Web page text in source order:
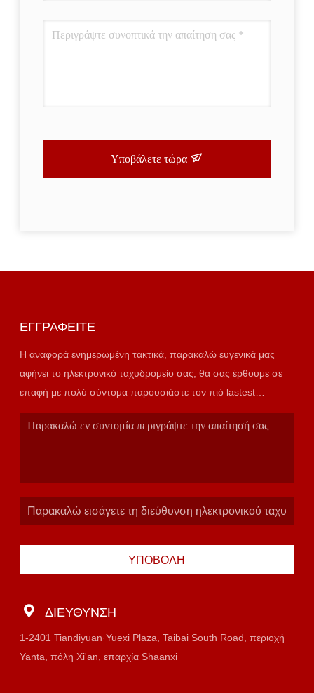
Υποβάλετε τώρα
ΕΓΓΡΑΦΕΊΤΕ
Η αναφορά ενημερωμένη τακτικά, παρακαλώ ευγενικά μας
αφήνει το ηλεκτρονικό ταχυδρομείο σας, θα σας έρθουμε σε
επαφή με πολύ σύντομα παρουσιάστε τον πιό lastest
κατάλογο.
ΥΠΟΒΟΛΉ
ΔΙΕΎΘΥΝΣΗ
1-2401 Tiandiyuan·Yuexi Plaza, Taibai South Road, περιοχή
Yanta, πόλη Xi'an, επαρχία Shaanxi